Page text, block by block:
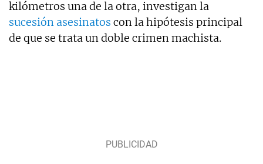
kilómetros una de la otra, investigan la
sucesión asesinatos con la hipótesis principal
de que se trata un doble crimen machista.